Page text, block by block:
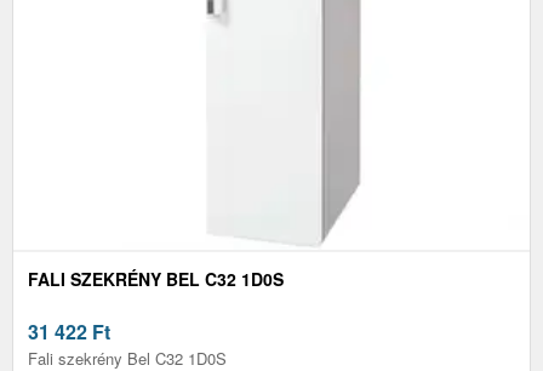
FALI SZEKRÉNY BEL C32 1D0S
31 422 Ft
Fali szekrény Bel C32 1D0S